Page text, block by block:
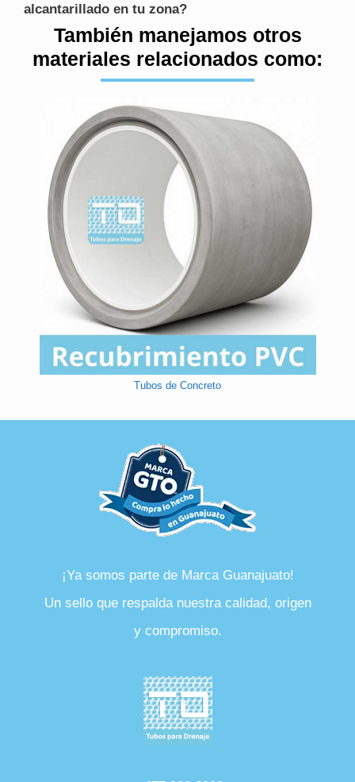
alcantarillado en tu zona?
También manejamos otros
materiales relacionados como:
Tubos de Concreto
¡Ya somos parte de Marca Guanajuato!
Un sello que respalda nuestra calidad, origen
y compromiso.